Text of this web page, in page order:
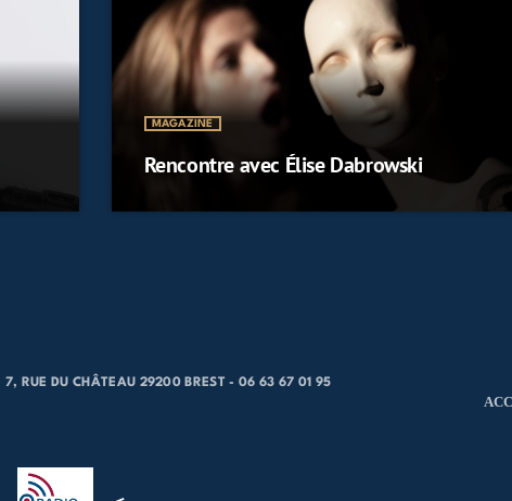
(soprano) Bach Collegium Japan Dir. Masaaki Suzuki
MAGAZINE
Rencontre avec Élise Dabrowski
RUE DU CHÂTEAU 29200 BREST - 06 63 67 01 95